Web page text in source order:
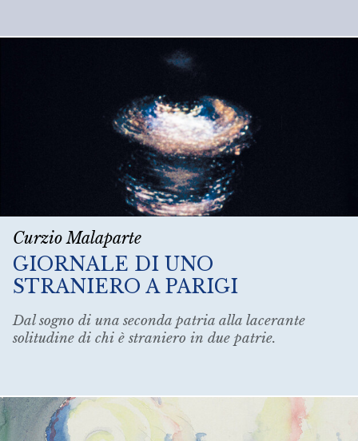
Curzio Malaparte
GIORNALE DI UNO
STRANIERO A PARIGI
Dal sogno di una seconda patria alla lacerante
solitudine di chi è straniero in due patrie.